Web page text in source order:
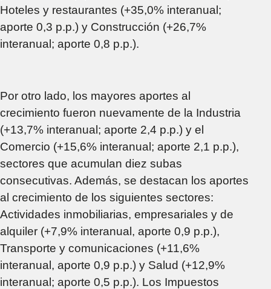
Hoteles y restaurantes (+35,0% interanual;
aporte 0,3 p.p.) y Construcción (+26,7%
interanual; aporte 0,8 p.p.).
Por otro lado, los mayores aportes al
crecimiento fueron nuevamente de la Industria
(+13,7% interanual; aporte 2,4 p.p.) y el
Comercio (+15,6% interanual; aporte 2,1 p.p.),
sectores que acumulan diez subas
consecutivas. Además, se destacan los aportes
al crecimiento de los siguientes sectores:
Actividades inmobiliarias, empresariales y de
alquiler (+7,9% interanual, aporte 0,9 p.p.),
Transporte y comunicaciones (+11,6%
interanual, aporte 0,9 p.p.) y Salud (+12,9%
interanual; aporte 0,5 p.p.). Los Impuestos